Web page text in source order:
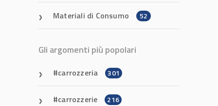
Materiali di Consumo 52
Gli argomenti più popolari
carrozzeria 301
carrozzerie 216